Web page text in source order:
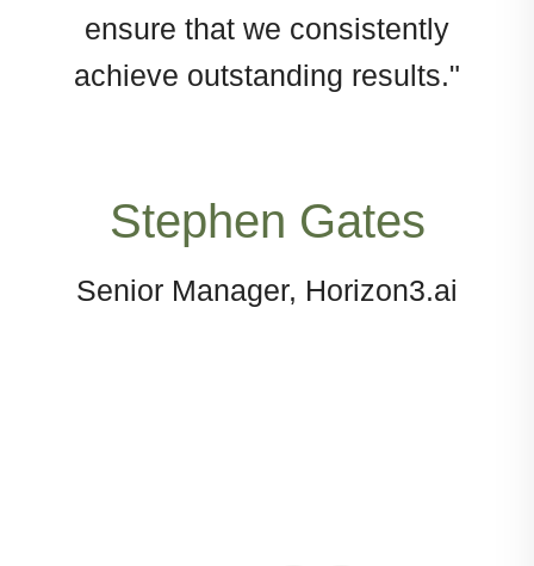
ensure that we consistently
achieve outstanding results."
Stephen Gates
Senior Manager, Horizon3.ai